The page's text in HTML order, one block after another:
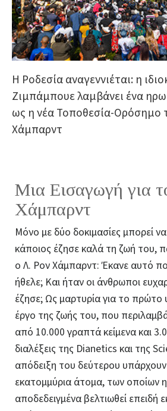
Η Ροδεσία αναγεννιέται: η
Ζιμπάμπουε λαμβάνει ένα
ως η νέα Τοποθεσία-Ορόσημο
Χάμπαρντ
Μια Εισαγωγή για
Χάμπαρντ
Μόνο με δύο δοκιμασίες μπορεί
κάποιος έζησε καλά τη ζωή του,
ο Λ. Ρον Χάμπαρντ: Έκανε αυτό
ήθελε; Και ήταν οι άνθρωποι
έζησε; Ως μαρτυρία για το πρώτο
έργο της ζωής του, που
από 10.000 γραπτά κείμενα και
διαλέξεις της Dianetics και της
απόδειξη του δεύτερου
εκατομμύρια άτομα, των οποίων η
αποδεδειγμένα βελτιωθεί επειδή